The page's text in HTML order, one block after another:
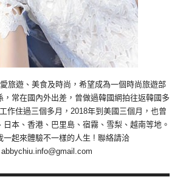
旅遊、美食及時尚，希望成為一個時尚旅遊部
，常在國內外出差，曾做過韓國網拍往返韓國多
作住過三個多月，2018年到美國三個月，也曾
本、香港、巴里島、宿霧、雪梨、越南等地。
一起來體驗不一樣的人生 ! 聯絡請洽
abbychiu.info@gmail.com